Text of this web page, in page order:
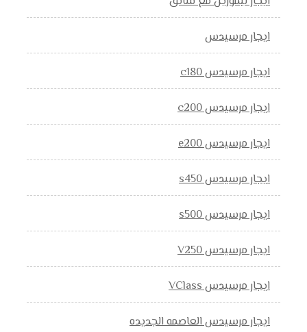
ايجار مرسيدس
ايجار مرسيدس c180
ايجار مرسيدس c200
ايجار مرسيدس e200
ايجار مرسيدس s450
ايجار مرسيدس s500
ايجار مرسيدس V250
ايجار مرسيدس VClass
ايجار مرسيدس العاصمه الجديده